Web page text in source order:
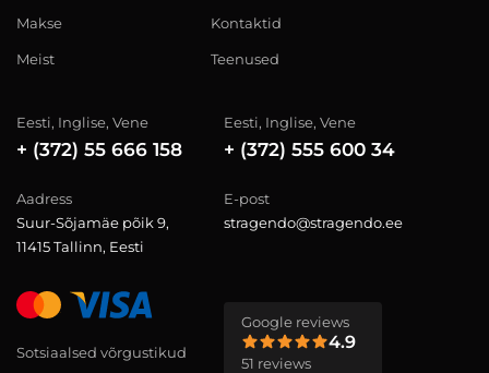
Makse
Meist
Kontaktid
Teenused
Eesti, Inglise, Vene
+ (372) 55 666 158
Eesti, Inglise, Vene
+ (372) 555 600 34
Aadress
Suur-Sõjamäe põik 9,
11415 Tallinn, Eesti
E-post
stragendo@stragendo.ee
Sotsiaalsed võrgustikud
Google reviews
4.9
51 reviews